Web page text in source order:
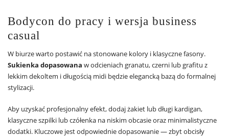
Bodycon do pracy i wersja business
casual
W biurze warto postawić na stonowane kolory i klasyczne fasony.
Sukienka dopasowana w odcieniach granatu, czerni lub grafitu z
lekkim dekoltem i długością midi będzie elegancką bazą do formalnej
stylizacji.
Aby uzyskać profesjonalny efekt, dodaj żakiet lub długi kardigan,
klasyczne szpilki lub czółenka na niskim obcasie oraz minimalistyczne
dodatki. Kluczowe jest odpowiednie dopasowanie — zbyt obcisły